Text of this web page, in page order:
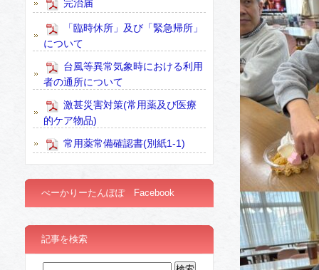
完治届
「臨時休所」及び「緊急帰所」
について
台風等異常気象時における利用
者の通所について
激甚災害対策(常用薬及び医療
的ケア物品)
常用薬常備確認書(別紙1-1)
べーかりーたんぽぽ Facebook
記事を検索